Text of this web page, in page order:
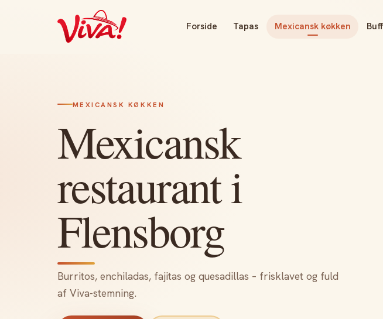
Forside Tapas Mexicansk køkken
MEXICANSK KØKKEN
Mexicansk
restaurant i
Flensborg
Burritos, enchiladas, fajitas og quesadillas – frisklavet og fuld
af Viva-stemning.